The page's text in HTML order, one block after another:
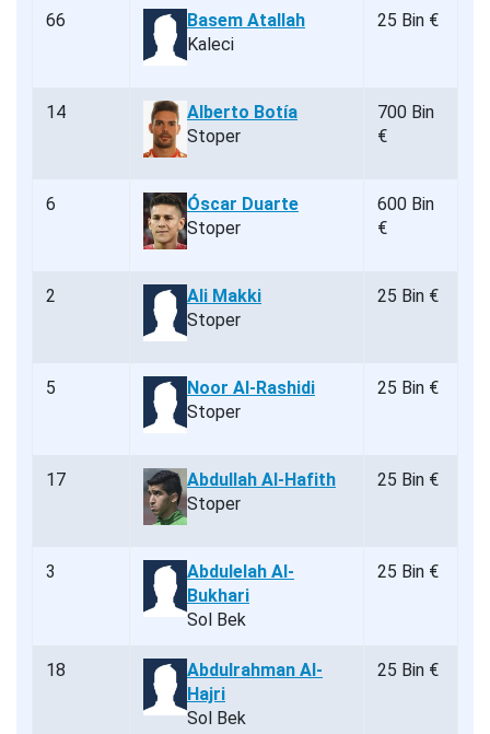
66
Basem Atallah
Kaleci
25 Bin €
14
Alberto Botía
Stoper
700 Bin
€
6
Óscar Duarte
Stoper
600 Bin
€
2
Ali Makki
Stoper
25 Bin €
5
Noor Al-Rashidi
Stoper
25 Bin €
17
Abdullah Al-Hafith
Stoper
25 Bin €
3
Abdulelah Al-
Bukhari
Sol Bek
25 Bin €
18
Abdulrahman Al-
Hajri
Sol Bek
25 Bin €